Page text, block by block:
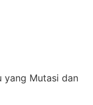
yang Mutasi dan